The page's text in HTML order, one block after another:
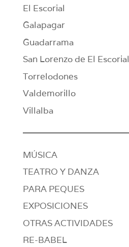
El Escorial
Galapagar
Guadarrama
San Lorenzo de El Escorial
Torrelodones
Valdemorillo
Villalba
MÚSICA
TEATRO Y DANZA
PARA PEQUES
EXPOSICIONES
OTRAS ACTIVIDADES
RE-BABEL